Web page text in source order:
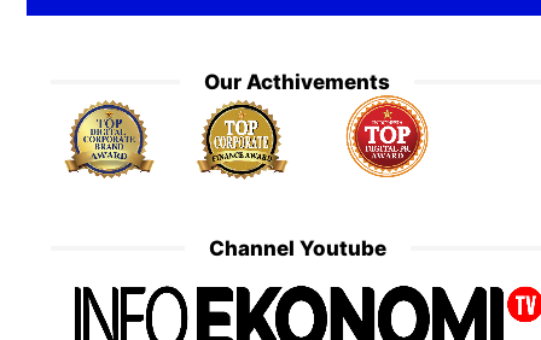
Our Acthivements
Channel Youtube